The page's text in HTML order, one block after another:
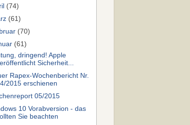
(74)
(61)
(70)
(61)
dringend! Apple
Sicherheit...
Rapex-Wochenbericht Nr.
2015 erschienen
05/2015
10 Vorabversion - das
Sie beachten